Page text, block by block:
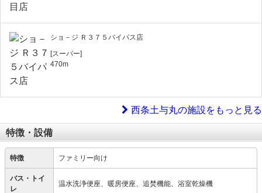
ショ－ジ Ｒ３７５バイパス店
[スーパー]
470m
西条土与丸の施設をもっと見る
特徴・設備
特徴 ファミリー向け
バス・トイ
レ
温水洗浄便座、暖房便座、追焚機能、浴室乾燥機